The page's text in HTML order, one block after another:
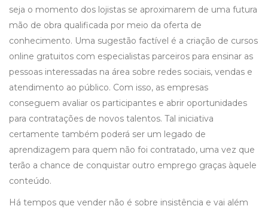
seja o momento dos lojistas se aproximarem de uma futura
mão de obra qualificada por meio da oferta de
conhecimento. Uma sugestão factível é a criação de cursos
online gratuitos com especialistas parceiros para ensinar as
pessoas interessadas na área sobre redes sociais, vendas e
atendimento ao público. Com isso, as empresas
conseguem avaliar os participantes e abrir oportunidades
para contratações de novos talentos. Tal iniciativa
certamente também poderá ser um legado de
aprendizagem para quem não foi contratado, uma vez que
terão a chance de conquistar outro emprego graças àquele
conteúdo.
Há tempos que vender não é sobre insistência e vai além